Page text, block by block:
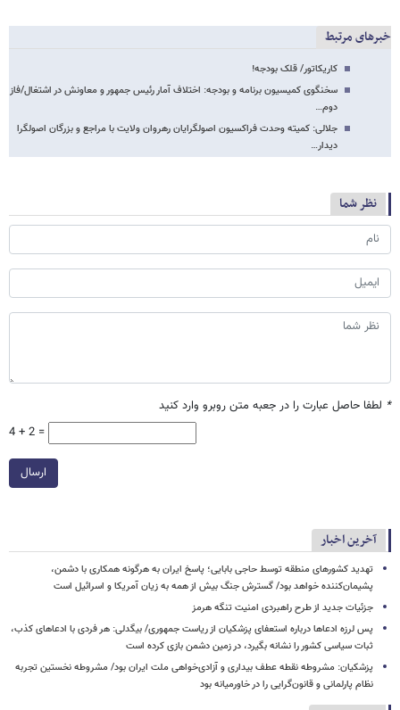
خبرهای مرتبط
کاریکاتور/ قلک بودجه!
سخنگوی کمیسیون برنامه و بودجه: اختلاف آمار رئیس جمهور و معاونش در اشتغال/فاز
دوم…
جلالی: کمیته وحدت فراکسیون اصولگرایان رهروان ولایت با مراجع و بزرگان اصولگرا
دیدار…
نظر شما
* لطفا حاصل عبارت را در جعبه متن روبرو وارد کنید
4 + 2 =
ارسال
آخرین اخبار
تهدید کشورهای منطقه توسط حاجی بابایی؛ پاسخ ایران به هرگونه همکاری با دشمن،
پشیمان‌کننده خواهد بود/ گسترش جنگ بیش از همه به زیان آمریکا و اسرائیل است
جزئیات جدید از طرح راهبردی امنیت تنگه هرمز
پس لرزه ادعاها درباره استعفای پزشکیان از ریاست جمهوری/ بیگدلی: هر فردی با ادعاهای کذب،
ثبات سیاسی کشور را نشانه بگیرد، در زمین دشمن بازی کرده است
پزشکیان: مشروطه نقطه عطف بیداری و آزادی‌خواهی ملت ایران بود/ مشروطه نخستین تجربه
نظام پارلمانی و قانون‌گرایی را در خاورمیانه بود